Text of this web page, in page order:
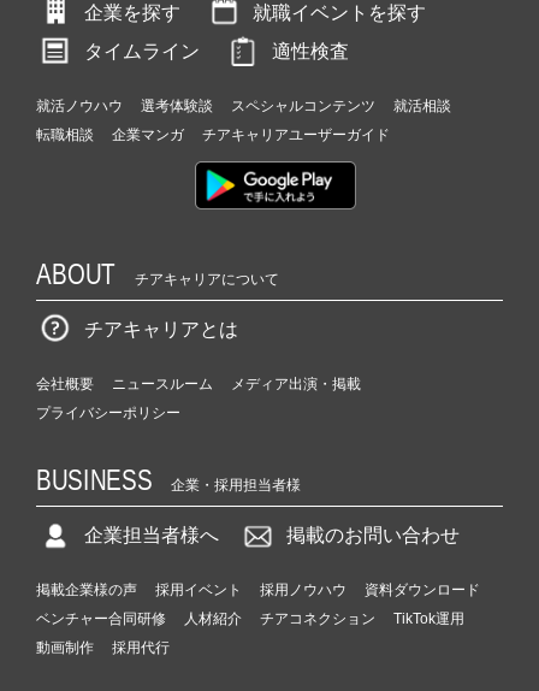
チ
ャ
ー・
成
か
ス
ウ
く
活
イ
ト
企業を探す
就職イベントを探す
タイムライン
適性検査
就活ノウハウ 選考体験談 スペシャルコンテンツ
就活相談
転職相談
企業マンガ チアキャリアユーザーガイド
ABOUT チアキャリアについて
チアキャリアとは
会社概要 ニュースルーム
メディア出演・掲載
プライバシーポリシー
BUSINESS 企業・採用担当者様
企業担当者様へ 掲載のお問い合わせ
掲載企業様の声 採用イベント 採用ノウハウ
資料ダウンロード
ベンチャー合同研修
人材紹介 チアコネクション
TikTok運用
動画制作
採用代行